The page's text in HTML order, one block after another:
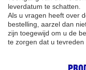
leverdatum te schatten.
Als u vragen heeft over
bestelling, aarzel dan
zijn toegewijd om u de
te zorgen dat u